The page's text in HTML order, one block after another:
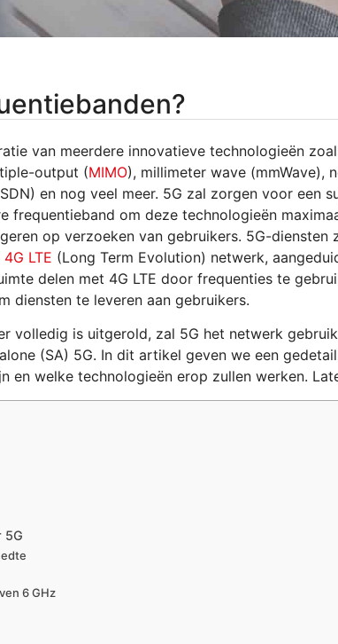
van meerdere innovatieve technologieën
output (MIMO), millimeter wave (mmWave),
en nog veel meer. 5G zal zorgen voor een
frequentieband om deze technologieën
op verzoeken van gebruikers. 5G-diensten
4G LTE (Long Term Evolution) netwerk,
delen met 4G LTE door frequenties te
diensten te leveren aan gebruikers.
volledig is uitgerold, zal 5G het netwerk
(SA) 5G. In dit artikel geven we een
en welke technologieën erop zullen werken.
5G
6 GHz